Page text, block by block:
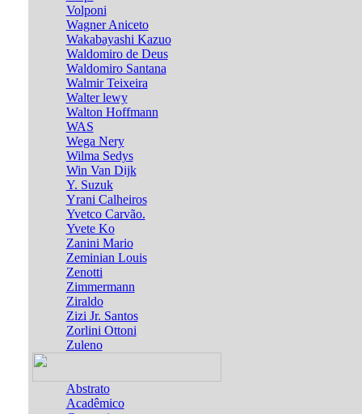
Volponi
Wagner Aniceto
Wakabayashi Kazuo
Waldomiro de Deus
Waldomiro Santana
Walmir Teixeira
Walter lewy
Walton Hoffmann
WAS
Wega Nery
Wilma Sedys
Win Van Dijk
Y. Suzuk
Yrani Calheiros
Yvetco Carvão.
Yvete Ko
Zanini Mario
Zeminian Louis
Zenotti
Zimmermann
Ziraldo
Zizi Jr. Santos
Zorlini Ottoni
Zuleno
Abstrato
Acadêmico